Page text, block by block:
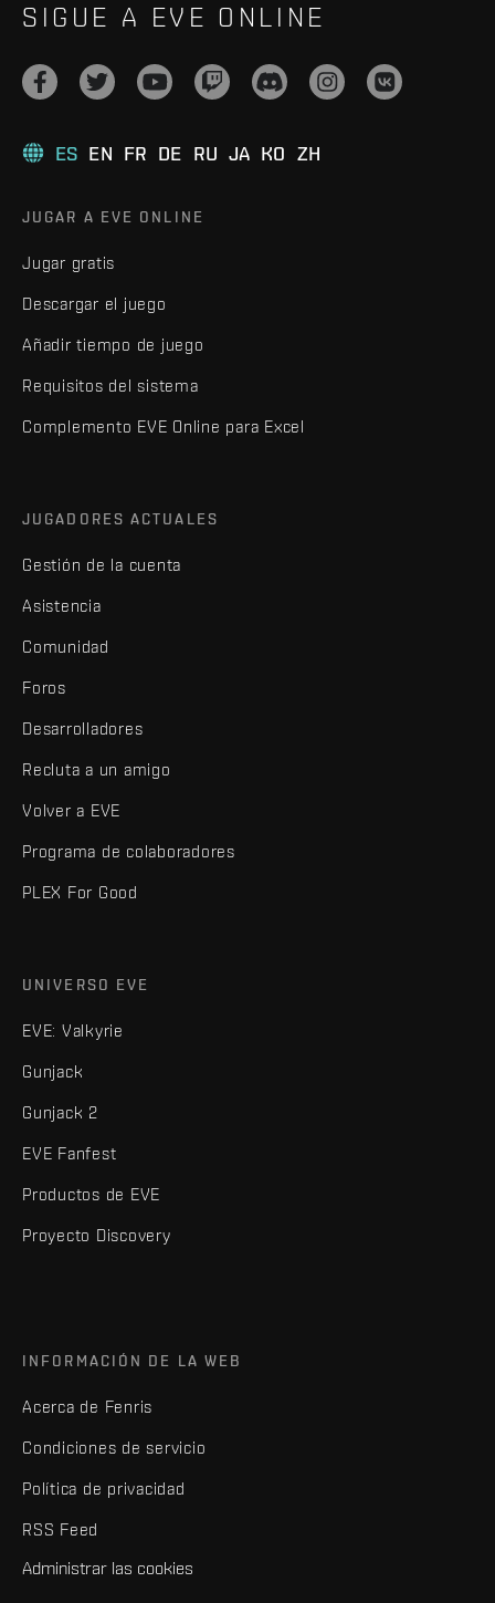
SIGUE A EVE ONLINE
ES EN FR DE RU JA KO ZH
JUGAR A EVE ONLINE
Jugar gratis
Descargar el juego
Añadir tiempo de juego
Requisitos del sistema
Complemento EVE Online para Excel
JUGADORES ACTUALES
Gestión de la cuenta
Asistencia
Comunidad
Foros
Desarrolladores
Recluta a un amigo
Volver a EVE
Programa de colaboradores
PLEX For Good
UNIVERSO EVE
EVE: Valkyrie
Gunjack
Gunjack 2
EVE Fanfest
Productos de EVE
Proyecto Discovery
INFORMACIÓN DE LA WEB
Acerca de Fenris
Condiciones de servicio
Política de privacidad
RSS Feed
Administrar las cookies